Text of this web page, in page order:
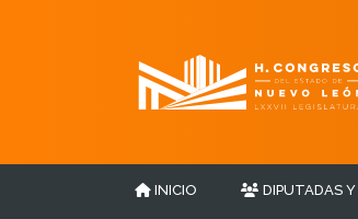
INICIO DIPUTADAS